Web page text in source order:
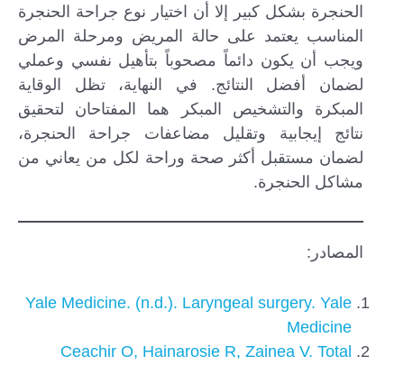
الحنجرة بشكل كبير إلا أن اختيار نوع جراحة الحنجرة
المناسب يعتمد على حالة المريض ومرحلة المرض
ويجب أن يكون دائماً مصحوباً بتأهيل نفسي وعملي
لضمان أفضل النتائج. في النهاية، تظل الوقاية
المبكرة والتشخيص المبكر هما المفتاحان لتحقيق
نتائج إيجابية وتقليل مضاعفات جراحة الحنجرة،
لضمان مستقبل أكثر صحة وراحة لكل من يعاني من
مشاكل الحنجرة.
المصادر:
Yale Medicine. (n.d.). Laryngeal surgery. Yale
Medicine
Ceachir O, Hainarosie R, Zainea V. Total